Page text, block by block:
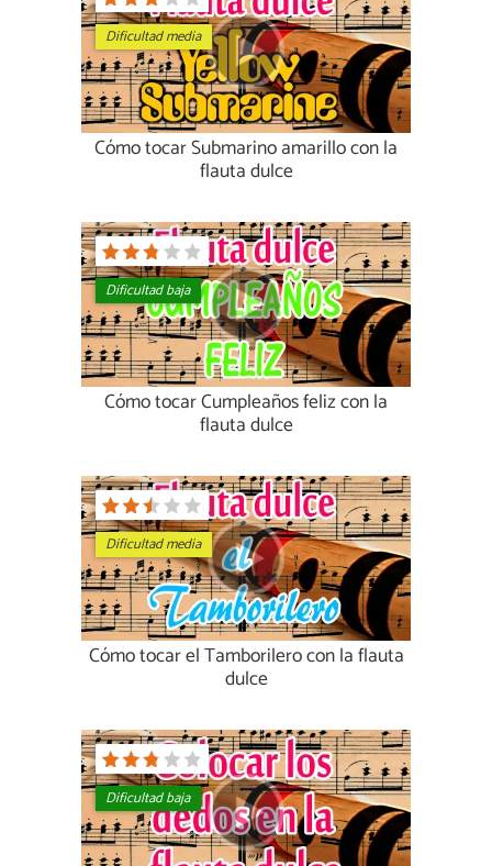
Dificultad media
Cómo tocar Submarino amarillo con la
flauta dulce
Dificultad baja
Cómo tocar Cumpleaños feliz con la
flauta dulce
Dificultad media
Cómo tocar el Tamborilero con la flauta
dulce
Dificultad baja